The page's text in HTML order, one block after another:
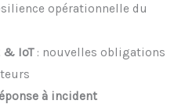
opérationnelle du
& IoT: nouvelles obligations
à incident